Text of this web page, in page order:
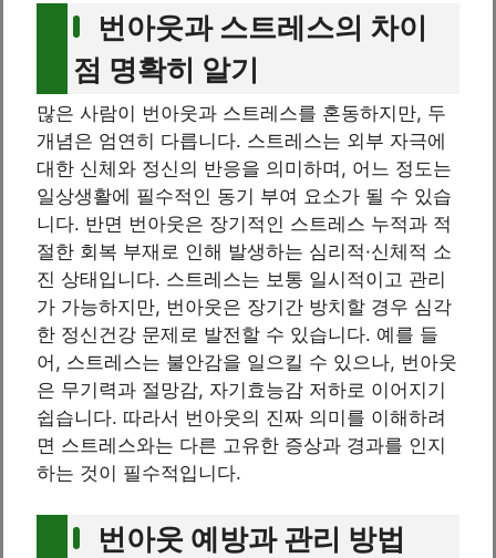
번아웃과 스트레스의 차이
점 명확히 알기
많은 사람이 번아웃과 스트레스를 혼동하지만, 두
개념은 엄연히 다릅니다. 스트레스는 외부 자극에
대한 신체와 정신의 반응을 의미하며, 어느 정도는
일상생활에 필수적인 동기 부여 요소가 될 수 있습
니다. 반면 번아웃은 장기적인 스트레스 누적과 적
절한 회복 부재로 인해 발생하는 심리적·신체적 소
진 상태입니다. 스트레스는 보통 일시적이고 관리
가 가능하지만, 번아웃은 장기간 방치할 경우 심각
한 정신건강 문제로 발전할 수 있습니다. 예를 들
어, 스트레스는 불안감을 일으킬 수 있으나, 번아웃
은 무기력과 절망감, 자기효능감 저하로 이어지기
쉽습니다. 따라서 번아웃의 진짜 의미를 이해하려
면 스트레스와는 다른 고유한 증상과 경과를 인지
하는 것이 필수적입니다.
번아웃 예방과 관리 방법